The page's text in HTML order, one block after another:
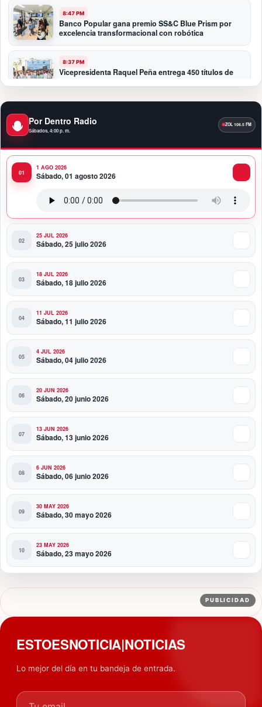
8:47 PM
Banco Popular gana premio SS&C Blue Prism por
excelencia transformacional con robótica
8:37 PM
Vicepresidenta Raquel Peña entrega 450 títulos de
11:59 PM
Santo Domingo se convierte en la capital del orgullo
11:47 PM
Toque Profundo celebra 37 años de historia con una
Por Dentro Radio
Sábados, 4:00 p. m.
1 AGO 2026
Sábado, 01 agosto 2026
25 JUL 2026
Sábado, 25 julio 2026
18 JUL 2026
Sábado, 18 julio 2026
11 JUL 2026
Sábado, 11 julio 2026
4 JUL 2026
Sábado, 04 julio 2026
20 JUN 2026
Sábado, 20 junio 2026
13 JUN 2026
Sábado, 13 junio 2026
6 JUN 2026
Sábado, 06 junio 2026
30 MAY 2026
Sábado, 30 mayo 2026
23 MAY 2026
Sábado, 23 mayo 2026
PUBLICIDAD
ESTOESNOTICIA|NOTICIAS
Lo mejor del día en tu bandeja de entrada.
Tu email